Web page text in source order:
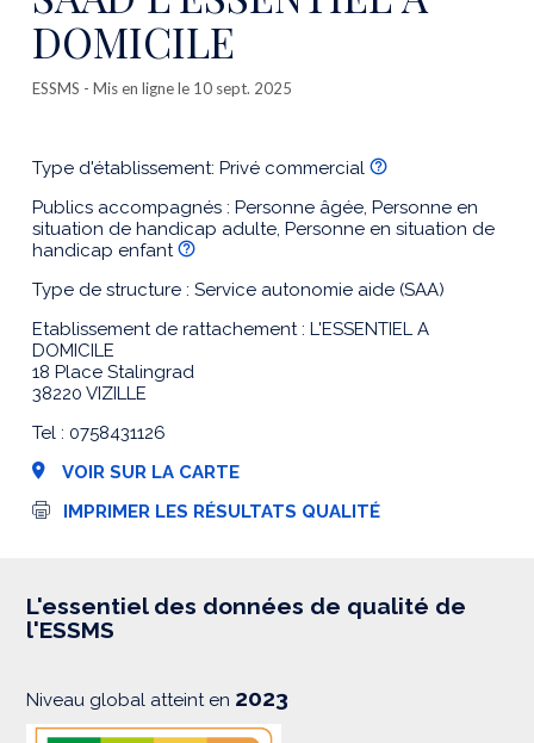
DOMICILE
ESSMS - Mis en ligne le 10 sept. 2025
Type d'établissement: Privé commercial
Publics accompagnés : Personne âgée, Personne en
situation de handicap adulte, Personne en situation de
handicap enfant
Type de structure : Service autonomie aide (SAA)
Etablissement de rattachement : L'ESSENTIEL A
DOMICILE
18 Place Stalingrad
38220 VIZILLE
Tel : 0758431126
VOIR SUR LA CARTE
I
s
i
IMPRIMER LES RÉSULTATS QUALITÉ
L'essentiel des données de qualité de
l'ESSMS
Niveau global atteint en 2023